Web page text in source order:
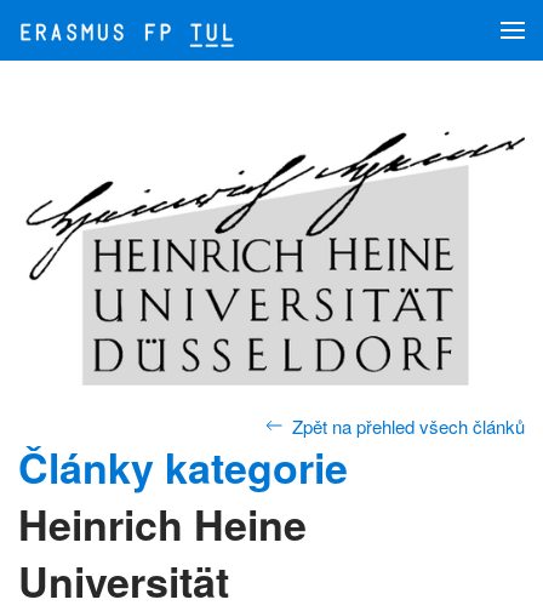
Přejít na hlavní obsah
Zpět na přehled všech článků
Články kategorie
Heinrich Heine
Universität